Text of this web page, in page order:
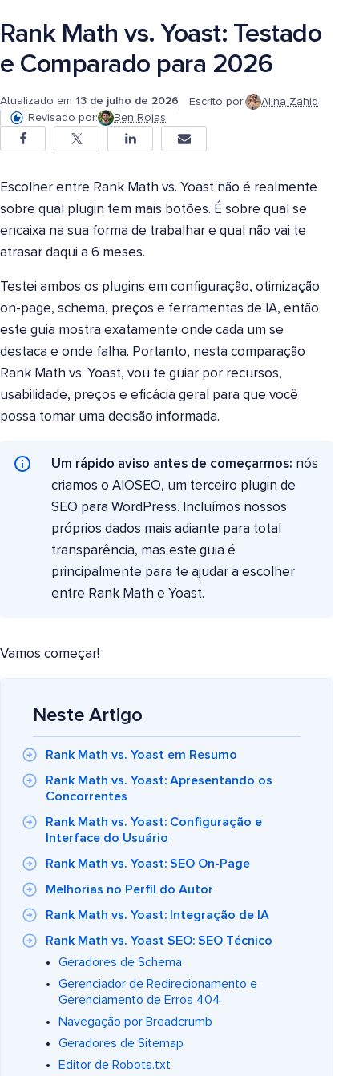
Rank Math vs. Yoast: Testado
e Comparado para 2026
Atualizado em 13 de julho de 2026 Escrito por:
Alina Zahid
Revisado por:
Ben Rojas
Escolher entre Rank Math vs. Yoast não é realmente
sobre qual plugin tem mais botões. É sobre qual se
encaixa na sua forma de trabalhar e qual não vai te
atrasar daqui a 6 meses.
Testei ambos os plugins em configuração, otimização
on-page, schema, preços e ferramentas de IA, então
este guia mostra exatamente onde cada um se
destaca e onde falha. Portanto, nesta comparação
Rank Math vs. Yoast, vou te guiar por recursos,
usabilidade, preços e eficácia geral para que você
possa tomar uma decisão informada.
Um rápido aviso antes de começarmos: nós
criamos o AIOSEO, um terceiro plugin de
SEO para WordPress. Incluímos nossos
próprios dados mais adiante para total
transparência, mas este guia é
principalmente para te ajudar a escolher
entre Rank Math e Yoast.
Vamos começar!
Neste Artigo
Rank Math vs. Yoast em Resumo
Rank Math vs. Yoast: Apresentando os
Concorrentes
Rank Math vs. Yoast: Configuração e
Interface do Usuário
Rank Math vs. Yoast: SEO On-Page
Melhorias no Perfil do Autor
Rank Math vs. Yoast: Integração de IA
Rank Math vs. Yoast SEO: SEO Técnico
Geradores de Schema
Gerenciador de Redirecionamento e
Gerenciamento de Erros 404
Navegação por Breadcrumb
Geradores de Sitemap
Editor de Robots.txt